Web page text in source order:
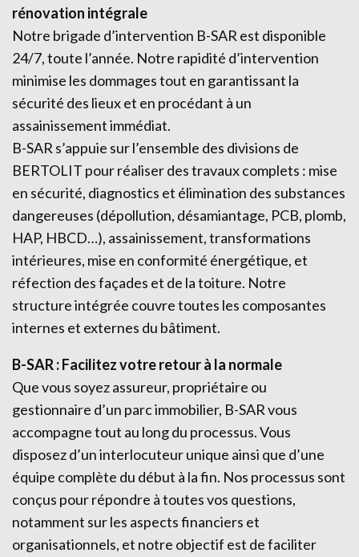
rénovation intégrale
Notre brigade d’intervention B-SAR est disponible
24/7, toute l’année. Notre rapidité d’intervention
minimise les dommages tout en garantissant la
sécurité des lieux et en procédant à un
assainissement immédiat.
B-SAR s’appuie sur l’ensemble des divisions de
BERTOLIT pour réaliser des travaux complets : mise
en sécurité, diagnostics et élimination des substances
dangereuses (dépollution, désamiantage, PCB, plomb,
HAP, HBCD…), assainissement, transformations
intérieures, mise en conformité énergétique, et
réfection des façades et de la toiture. Notre
structure intégrée couvre toutes les composantes
internes et externes du bâtiment.
B-SAR : Facilitez votre retour à la normale
Que vous soyez assureur, propriétaire ou
gestionnaire d’un parc immobilier, B-SAR vous
accompagne tout au long du processus. Vous
disposez d’un interlocuteur unique ainsi que d’une
équipe complète du début à la fin. Nos processus sont
conçus pour répondre à toutes vos questions,
notamment sur les aspects financiers et
organisationnels, et notre objectif est de faciliter